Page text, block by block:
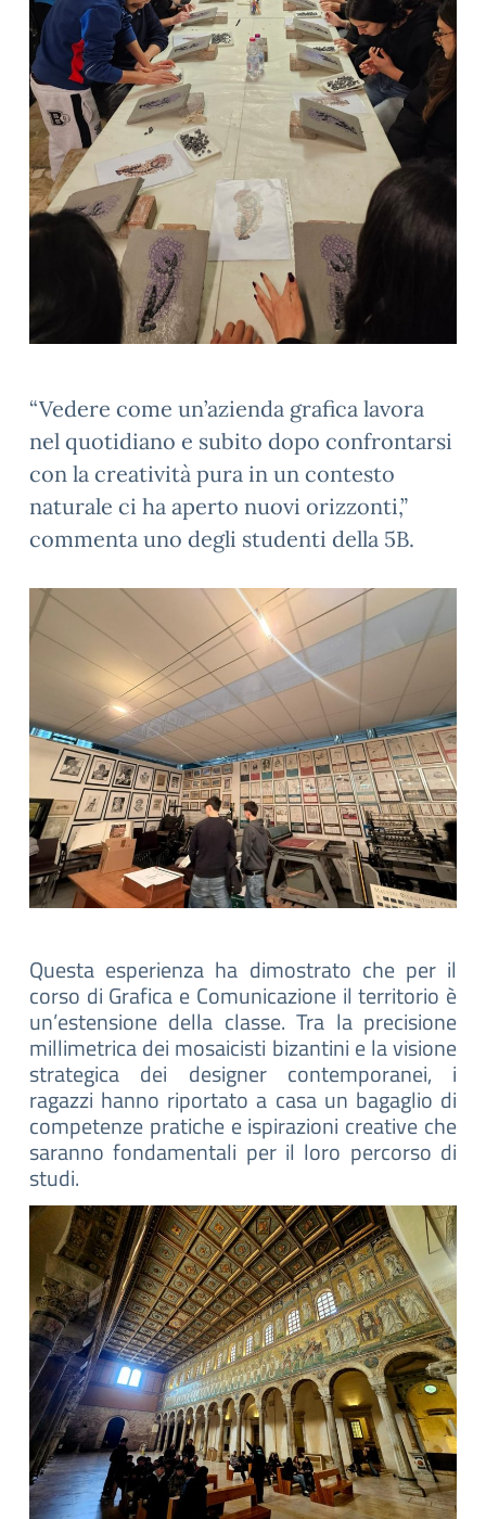
“Vedere come un’azienda grafica lavora
nel quotidiano e subito dopo confrontarsi
con la creatività pura in un contesto
naturale ci ha aperto nuovi orizzonti,”
commenta uno degli studenti della 5B.
Questa esperienza ha dimostrato che per il
corso di Grafica e Comunicazione il territorio è
un’estensione della classe. Tra la precisione
millimetrica dei mosaicisti bizantini e la visione
strategica dei designer contemporanei, i
ragazzi hanno riportato a casa un bagaglio di
competenze pratiche e ispirazioni creative che
saranno fondamentali per il loro percorso di
studi.